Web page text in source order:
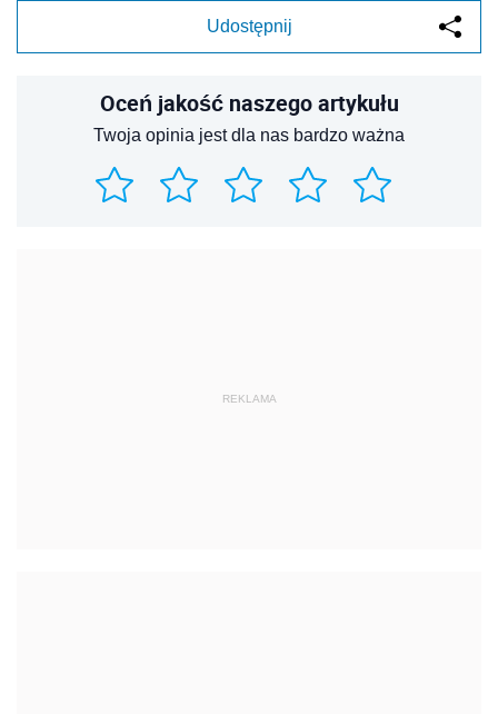
Udostępnij
Oceń jakość naszego artykułu
Twoja opinia jest dla nas bardzo ważna
REKLAMA